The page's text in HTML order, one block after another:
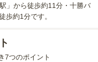
」から徒歩約11分・十勝バ
歩約1分です。
7つのポイント